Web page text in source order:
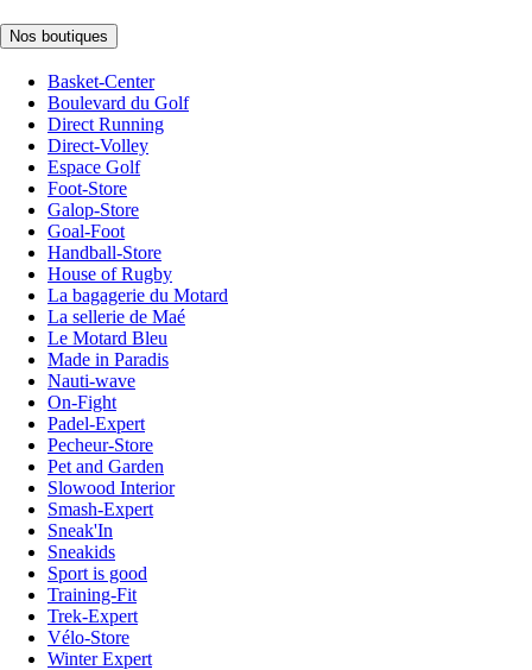
Nos boutiques
Basket-Center
Boulevard du Golf
Direct Running
Direct-Volley
Espace Golf
Foot-Store
Galop-Store
Goal-Foot
Handball-Store
House of Rugby
La bagagerie du Motard
La sellerie de Maé
Le Motard Bleu
Made in Paradis
Nauti-wave
On-Fight
Padel-Expert
Pecheur-Store
Pet and Garden
Slowood Interior
Smash-Expert
Sneak'In
Sneakids
Sport is good
Training-Fit
Trek-Expert
Vélo-Store
Winter Expert